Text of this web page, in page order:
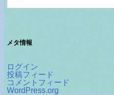
索:
メタ情報
ログイン
投稿フィード
コメントフィード
WordPress.org